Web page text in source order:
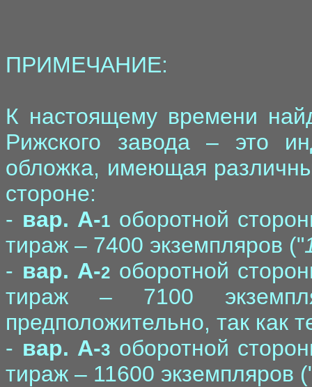
ПРИМЕЧАНИЕ:
К настоящему времени
Рижского завода – это
обложка, имеющая
стороне:
- вар. A-1 оборотной
тираж – 7400 экземпляров ("
- вар. A-2 оборотной
тираж – 7100
предположительно, так как
- вар. A-3 оборотной
тираж – 11600 экземпляров